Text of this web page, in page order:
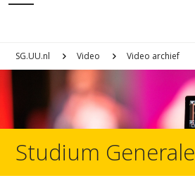
SG.UU.nl Video Video archief
Studium Generale